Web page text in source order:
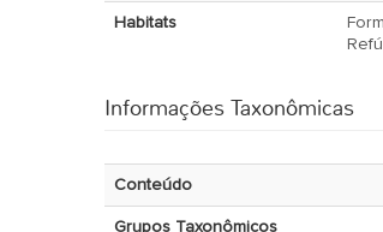
Habitats
Informações Taxonômicas
Conteúdo
Grupos Taxonômicos